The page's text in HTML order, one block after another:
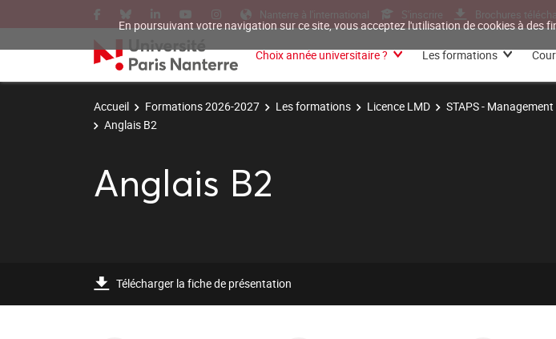
En poursuivant votre navigation sur ce site, vous acceptez l'utilisation de cookies à des
Nanterre à l'international S'inscrire Brochures
Choix année universitaire ? Les formations
Accueil Formations 2026-2027 Les formations Licence LMD STAPS -
Anglais B2
Anglais B2
Télécharger la fiche de présentation